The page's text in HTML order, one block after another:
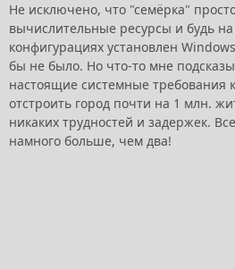
Не исключено, что "семёрка"
вычислительные ресурсы и будь
конфигурациях установлен
бы не было. Но что-то мне
настоящие системные требования
отстроить город почти на 1 млн.
никаких трудностей и задержек.
намного больше, чем два!